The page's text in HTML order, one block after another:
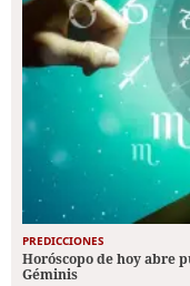
PREDICCIONES
Horóscopo de hoy abre
Géminis